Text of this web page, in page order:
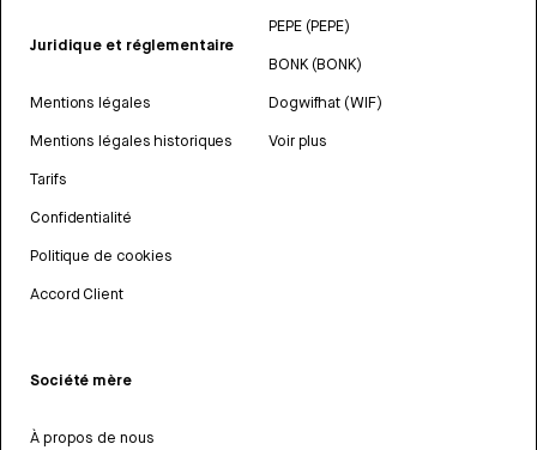
Juridique et réglementaire
Mentions légales
Mentions légales historiques
Tarifs
Confidentialité
Politique de cookies
Accord Client
PEPE (PEPE)
BONK (BONK)
Dogwifhat (WIF)
Voir plus
Société mère
À propos de nous